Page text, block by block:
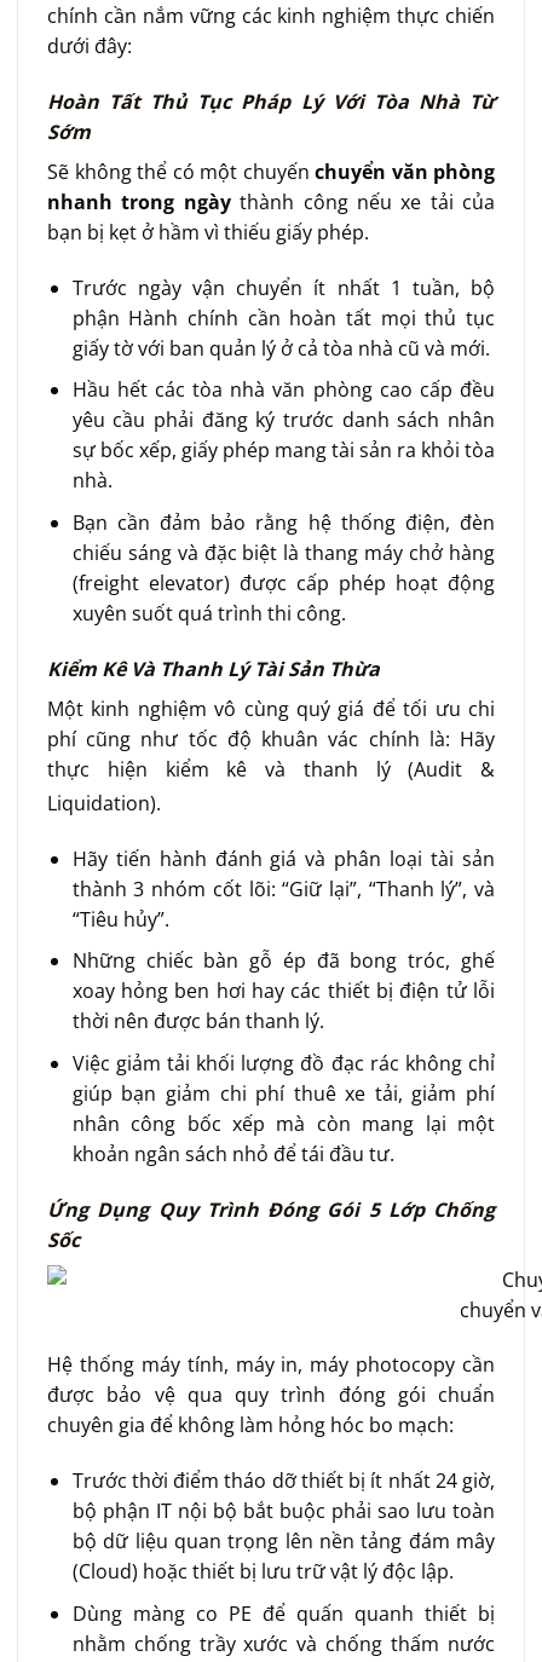
chính cần nắm vững các kinh nghiệm thực chiến
dưới đây:
Hoàn Tất Thủ Tục Pháp Lý Với Tòa Nhà Từ
Sớm
Sẽ không thể có một chuyến chuyển văn phòng
nhanh trong ngàythành công nếu xe tải của
bạn bị kẹt ở hầm vì thiếu giấy phép.
Trước ngày vận chuyển ít nhất 1 tuần, bộ
phận Hành chính cần hoàn tất mọi thủ tục
giấy tờ với ban quản lý ở cả tòa nhà cũ và mới.
Hầu hết các tòa nhà văn phòng cao cấp đều
yêu cầu phải đăng ký trước danh sách nhân
sự bốc xếp, giấy phép mang tài sản ra khỏi tòa
nhà.
Bạn cần đảm bảo rằng hệ thống điện, đèn
chiếu sáng và đặc biệt là thang máy chở hàng
(freight elevator) được cấp phép hoạt động
xuyên suốt quá trình thi công.
Kiểm Kê Và Thanh Lý Tài Sản Thừa
Một kinh nghiệm vô cùng quý giá để tối ưu chi
phí cũng như tốc độ khuân vác chính là: Hãy
thực hiện kiểm kê và thanh lý (Audit &
Liquidation).
Hãy tiến hành đánh giá và phân loại tài sản
thành 3 nhóm cốt lõi: “Giữ lại”, “Thanh lý”, và
“Tiêu hủy”.
Những chiếc bàn gỗ ép đã bong tróc, ghế
xoay hỏng ben hơi hay các thiết bị điện tử lỗi
thời nên được bán thanh lý.
Việc giảm tải khối lượng đồ đạc rác không chỉ
giúp bạn giảm chi phí thuê xe tải, giảm phí
nhân công bốc xếp mà còn mang lại một
khoản ngân sách nhỏ để tái đầu tư.
Ứng Dụng Quy Trình Đóng Gói 5 Lớp Chống
Sốc
chuyển
Hệ thống máy tính, máy in, máy photocopy cần
được bảo vệ qua quy trình đóng gói chuẩn
chuyên gia để không làm hỏng hóc bo mạch:
Trước thời điểm tháo dỡ thiết bị ít nhất 24 giờ,
bộ phận IT nội bộ bắt buộc phải sao lưu toàn
bộ dữ liệu quan trọng lên nền tảng đám mây
(Cloud) hoặc thiết bị lưu trữ vật lý độc lập.
Dùng màng co PE để quấn quanh thiết bị
nhằm chống trầy xước và chống thấm nước